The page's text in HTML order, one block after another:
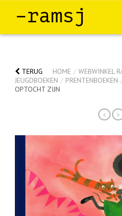
–ramsj
TERUG HOME / WEBWINKEL
JEUGDBOEKEN / PRENTENBOEKEN
OPTOCHT ZIJN
< >